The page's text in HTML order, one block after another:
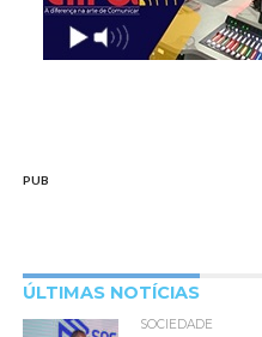
PUB
ÚLTIMAS NOTÍCIAS
SOCIEDADE